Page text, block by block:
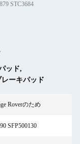
STC3684
ッド,
レーキパッド
Roverのため
SFP500130